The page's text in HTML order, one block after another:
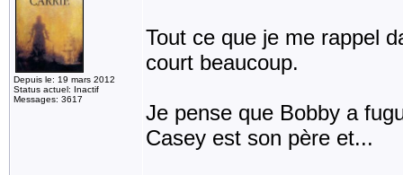
Depuis le: 19 mars 2012
Status actuel: Inactif
Messages: 3617
Tout ce que je me rappel
court beaucoup.
Je pense que Bobby a
Casey est son père et...